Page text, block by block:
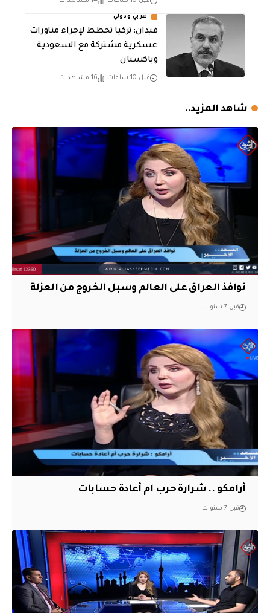
عربي ودولي
فيدان: تركيا تخطط لإجراء مناورات
عسكرية مشتركة مع السعودية
وباكستان
قبل 10 ساعات 16 مشاهدات
شاهد المزيد..
نوافذ العراق على العالم وسبل الخروج من العزلة
قبل 7 سنوات
أرامكو .. شرارة حرب ام أعادة حسابات
قبل 7 سنوات